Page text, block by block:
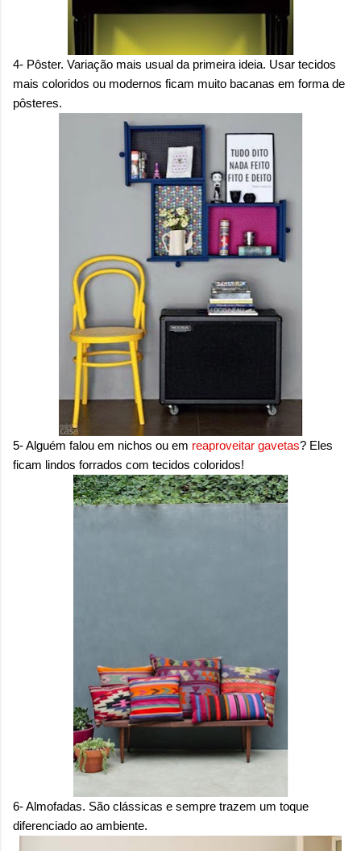
4- Pôster. Variação mais usual da primeira ideia. Usar tecidos
mais coloridos ou modernos ficam muito bacanas em forma de
pôsteres.
5- Alguém falou em nichos ou em reaproveitar gavetas? Eles
ficam lindos forrados com tecidos coloridos!
6- Almofadas. São clássicas e sempre trazem um toque
diferenciado ao ambiente.